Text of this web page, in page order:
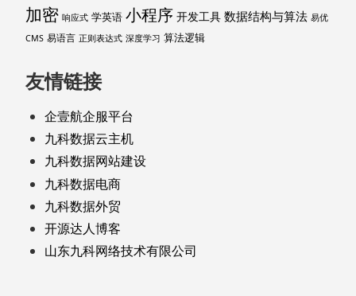
加密 响应式 学英语 小程序 开发工具 数据结构与算法 易优
CMS 易语言 正则表达式 深度学习 算法逻辑
友情链接
企壹航企服平台
九科数据云主机
九科数据网站建设
九科数据电商
九科数据外贸
开源达人博客
山东九科网络技术有限公司